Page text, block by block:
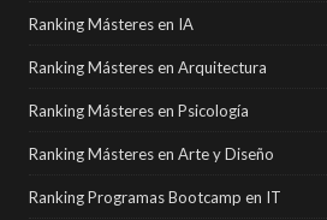
Ranking Másteres en IA
Ranking Másteres en Arquitectura
Ranking Másteres en Psicología
Ranking Másteres en Arte y Diseño
Ranking Programas Bootcamp en IT